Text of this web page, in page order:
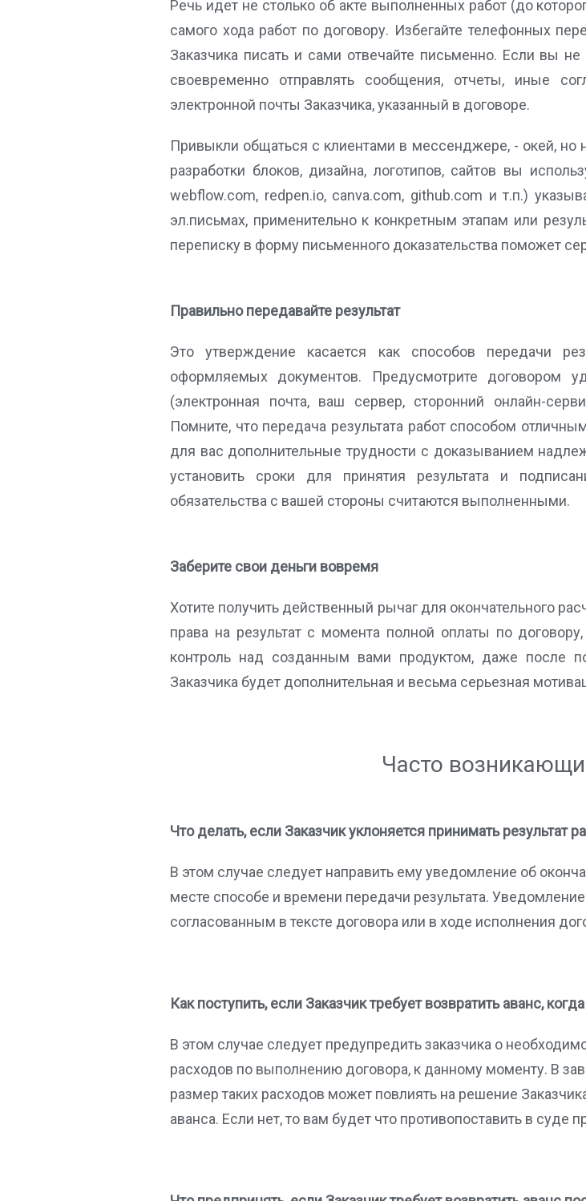
Речь идет не столько об акте выполненных работ (до
самого хода работ по договору. Избегайте телефонных
Заказчика писать и сами отвечайте письменно. Если вы
своевременно отправлять сообщения, отчеты, иные
электронной почты Заказчика, указанный в договоре.
Привыкли общаться с клиентами в мессенджере, - окей, но
разработки блоков, дизайна, логотипов, сайтов вы
webflow.com, redpen.io, canva.com, github.com и т.п.)
эл.письмах, применительно к конкретным этапам или
переписку в форму письменного доказательства поможет
Правильно передавайте результат
Это утверждение касается как способов передачи
оформляемых документов. Предусмотрите договором
(электронная почта, ваш сервер, сторонний онлайн-
Помните, что передача результата работ способом
для вас дополнительные трудности с доказыванием
установить сроки для принятия результата и
обязательства с вашей стороны считаются выполненными.
Заберите свои деньги вовремя
Хотите получить действенный рычаг для окончательного
права на результат с момента полной оплаты по
контроль над созданным вами продуктом, даже после
Заказчика будет дополнительная и весьма серьезная
Часто
Что делать, если Заказчик уклоняется принимать результат
В этом случае следует направить ему уведомление об
месте способе и времени передачи результата.
согласованным в тексте договора или в ходе исполнения
Как поступить, если Заказчик требует возвратить аванс,
В этом случае следует предупредить заказчика о
расходов по выполнению договора, к данному моменту. В
размер таких расходов может повлиять на решение
аванса. Если нет, то вам будет что противопоставить в суде